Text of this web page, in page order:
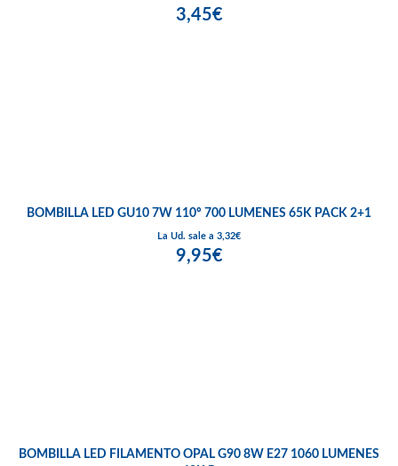
3,45€
BOMBILLA LED GU10 7W 110º 700 LUMENES 65K PACK 2+1
La Ud. sale a 3,32€
9,95€
BOMBILLA LED FILAMENTO OPAL G90 8W E27 1060 LUMENES